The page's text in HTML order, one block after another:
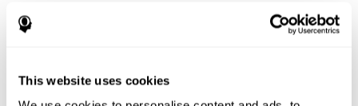
This website uses cookies
fonctions exécutives, le test permet également d'évaluer le temps
de réponse, la perception visuelle, la perception spatiale, la
la reconnaissance, la vitesse de traitement, le balayage visuel, la
coordination oeil-main et l'attention partagée.